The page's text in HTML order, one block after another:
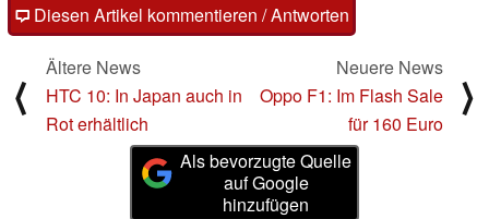
Diesen Artikel kommentieren / Antworten
⟨
Ältere News
HTC 10: In Japan auch in
Rot erhältlich
Neuere News
Oppo F1: Im Flash Sale
für 160 Euro
⟩
Als bevorzugte Quelle
auf Google
hinzufügen